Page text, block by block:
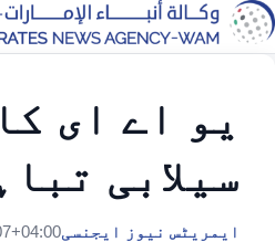
یو اے ای
سیلابی
ایمریٹس نیوز ایجنسی